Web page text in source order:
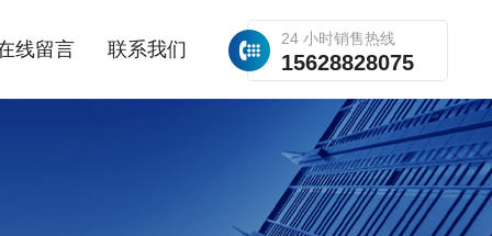
24 小时销售热线
15628828075
线留言 联系我们